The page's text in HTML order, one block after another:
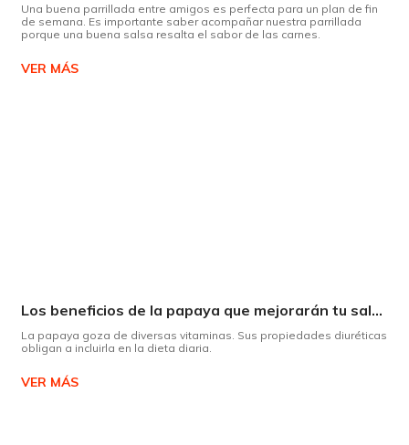
Una buena parrillada entre amigos es perfecta para un plan de fin
de semana. Es importante saber acompañar nuestra parrillada
porque una buena salsa resalta el sabor de las carnes.
VER MÁS
Los beneficios de la papaya que mejorarán tu salud
La papaya goza de diversas vitaminas. Sus propiedades diuréticas
obligan a incluirla en la dieta diaria.
VER MÁS